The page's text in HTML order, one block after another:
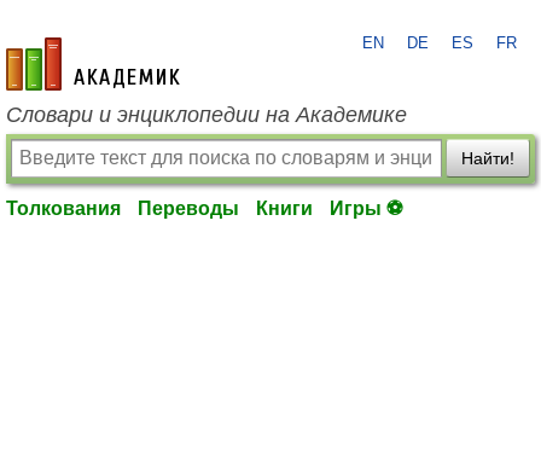
academic.ru
EN DE ES FR
Словари и энциклопедии на Академике
Найти!
Толкования Переводы Книги Игры ⚽